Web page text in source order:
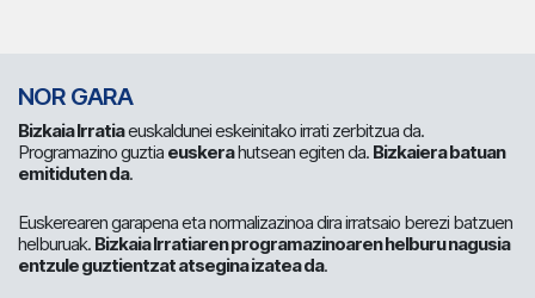
NOR GARA
Bizkaia Irratiaeuskaldunei eskeinitako irrati zerbitzua da.
Programazino guztia euskerahutsean egiten da. Bizkaiera batuan
emitiduten da.
Euskerearen garapena eta normalizazinoa dira irratsaio berezi batzuen
helburuak. Bizkaia Irratiaren programazinoaren helburu nagusia
entzule guztientzat atsegina izatea da.